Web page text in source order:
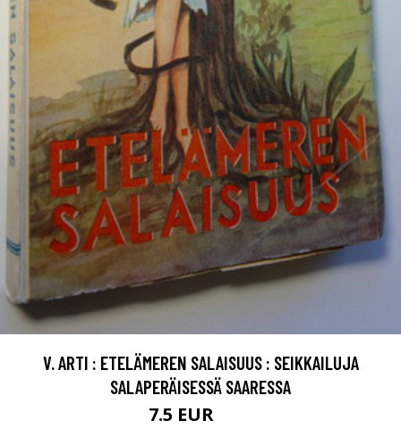
V. ARTI : ETELÄMEREN SALAISUUS : SEIKKAILUJA
SALAPERÄISESSÄ SAARESSA
7.5 EUR